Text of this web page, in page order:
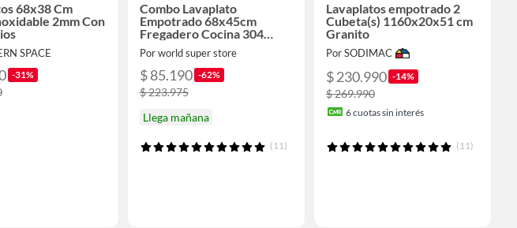
68x38 Cm
2mm Con
SPACE
-31%
Combo Lavaplato
Empotrado 68x45cm
Fregadero Cocina 304
Acero Inoxidable Con
Rejilla+Llave
Por world super store
$ 85.190 -62%
$ 223.975
Llega mañana
(11)
Lavaplatos empotrado 2
Cubeta(s) 1160x20x51 cm
Granito
Por SODIMAC
$ 230.990 -14%
$ 269.990
6cuotas sin interés
(11)